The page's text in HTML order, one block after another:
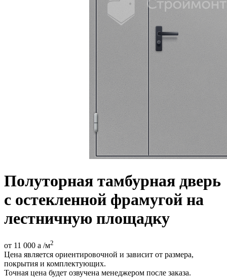
Полуторная тамбурная дверь
с остекленной фрамугой на
лестничную площадку
от 11 000 a /м2
Цена является ориентировочной и зависит от размера,
покрытия и комплектующих.
Точная цена будет озвучена менеджером после заказа.